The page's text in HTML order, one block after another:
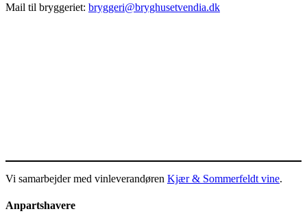
Mail til bryggeriet: bryggeri@bryghusetvendia.dk
Vi samarbejder med vinleverandøren Kjær & Sommerfeldt vine.
Anpartshavere